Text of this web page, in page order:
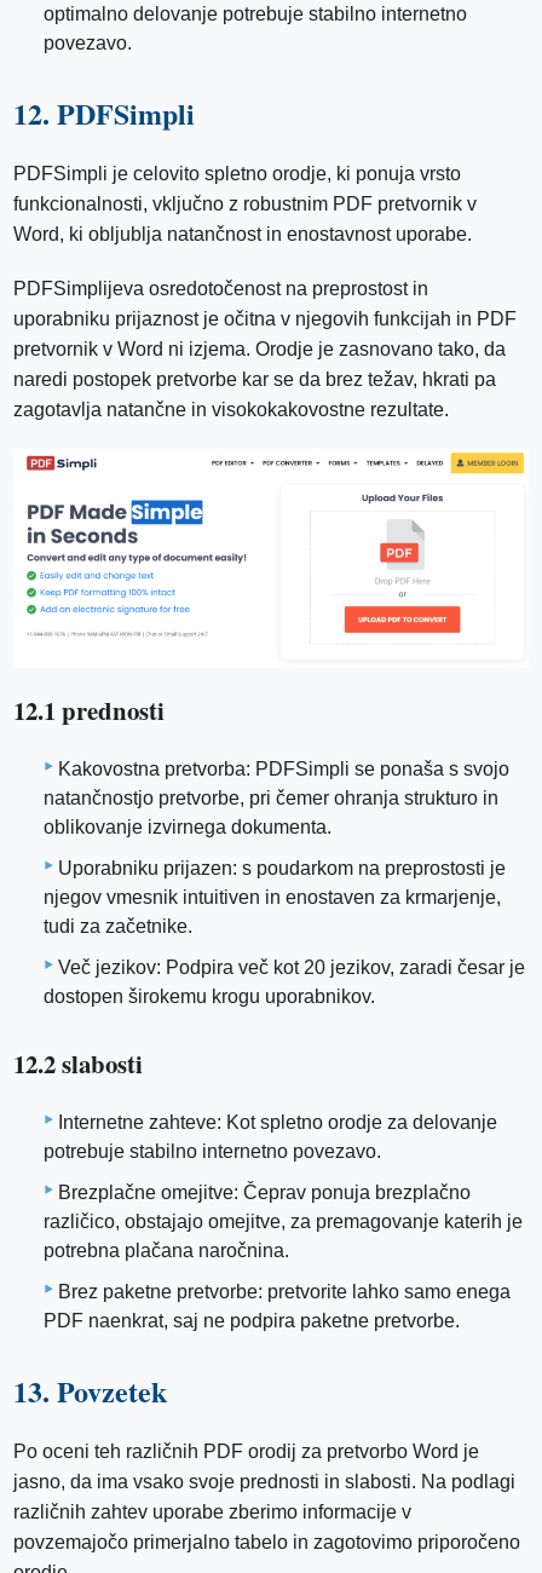
optimalno delovanje potrebuje stabilno internetno
povezavo.
12. PDFSimpli
PDFSimpli je celovito spletno orodje, ki ponuja vrsto
funkcionalnosti, vključno z robustnim PDF pretvornik v
Word, ki obljublja natančnost in enostavnost uporabe.
PDFSimplijeva osredotočenost na preprostost in
uporabniku prijaznost je očitna v njegovih funkcijah in PDF
pretvornik v Word ni izjema. Orodje je zasnovano tako, da
naredi postopek pretvorbe kar se da brez težav, hkrati pa
zagotavlja natančne in visokokakovostne rezultate.
12.1 prednosti
Kakovostna pretvorba: PDFSimpli se ponaša s svojo
natančnostjo pretvorbe, pri čemer ohranja strukturo in
oblikovanje izvirnega dokumenta.
Uporabniku prijazen: s poudarkom na preprostosti je
njegov vmesnik intuitiven in enostaven za krmarjenje,
tudi za začetnike.
Več jezikov: Podpira več kot 20 jezikov, zaradi česar je
dostopen širokemu krogu uporabnikov.
12.2 slabosti
Internetne zahteve: Kot spletno orodje za delovanje
potrebuje stabilno internetno povezavo.
Brezplačne omejitve: Čeprav ponuja brezplačno
različico, obstajajo omejitve, za premagovanje katerih je
potrebna plačana naročnina.
Brez paketne pretvorbe: pretvorite lahko samo enega
PDF naenkrat, saj ne podpira paketne pretvorbe.
13. Povzetek
Po oceni teh različnih PDF orodij za pretvorbo Word je
jasno, da ima vsako svoje prednosti in slabosti. Na podlagi
različnih zahtev uporabe zberimo informacije v
povzemajočo primerjalno tabelo in zagotovimo priporočeno